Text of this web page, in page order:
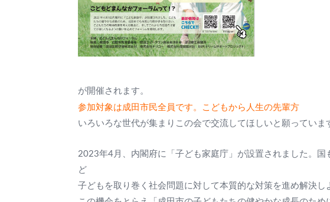
が開催されます。
参加対象は成田市民全員です。こどもから人生の先輩方
いろいろな世代が集まりこの会で交流してほしいと願っていま
2023年4月、内閣府に「子ども家庭庁」が設置されました。国
ど
子どもを取り巻く社会問題に対して本質的な対策を進め解決し